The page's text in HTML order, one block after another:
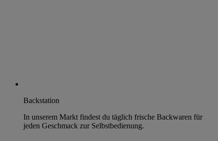
Backstation
In unserem Markt findest du täglich frische Backwaren für
jeden Geschmack zur Selbstbedienung.